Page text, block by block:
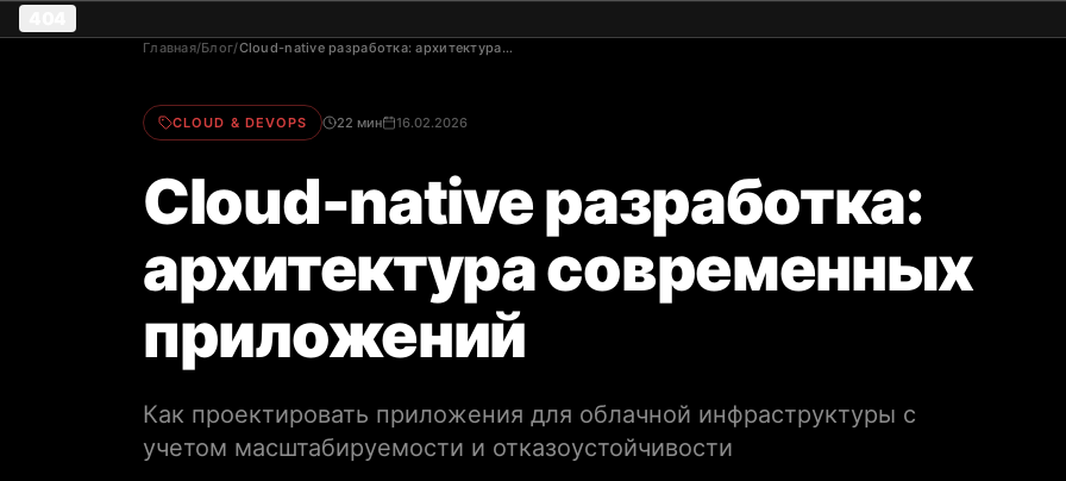
Главная/Блог/Cloud-native разработка: архитектура
CLOUD & DEVOPS 22 мин 16.02.2026
Cloud-native разработка:
архитектура современных
приложений
Как проектировать приложения для облачной инфраструктуры с
учетом масштабируемости и отказоустойчивости